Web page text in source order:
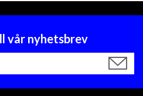
vår nyhetsbrev